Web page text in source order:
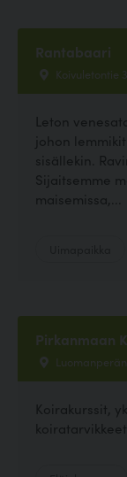
Rantabaari
Koivuletontie
Leton
johon
sisällekin.
Sijaitsemme
maisemissa,...
Pirkanmaan
Koirakurssit,